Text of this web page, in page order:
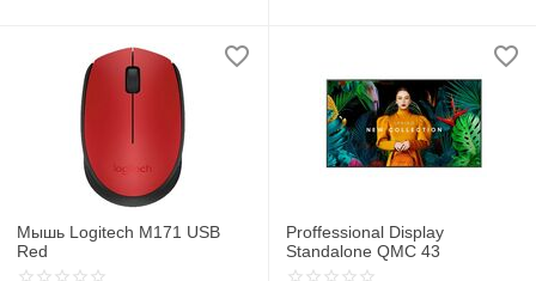
Мышь Logitech M171 USB
Red
Proffessional Display
Standalone QMC 43